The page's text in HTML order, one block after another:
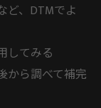
ど、DTMでよ
してみる
から調べて補完